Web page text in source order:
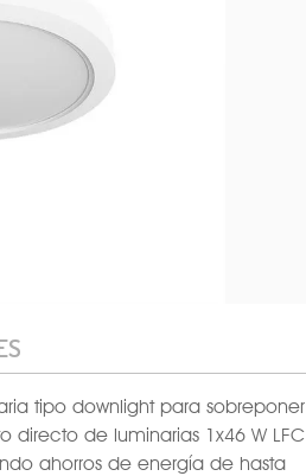
tipo downlight para sobreponer
directo de luminarias 1x46 W LFC
ahorros de energía de hasta